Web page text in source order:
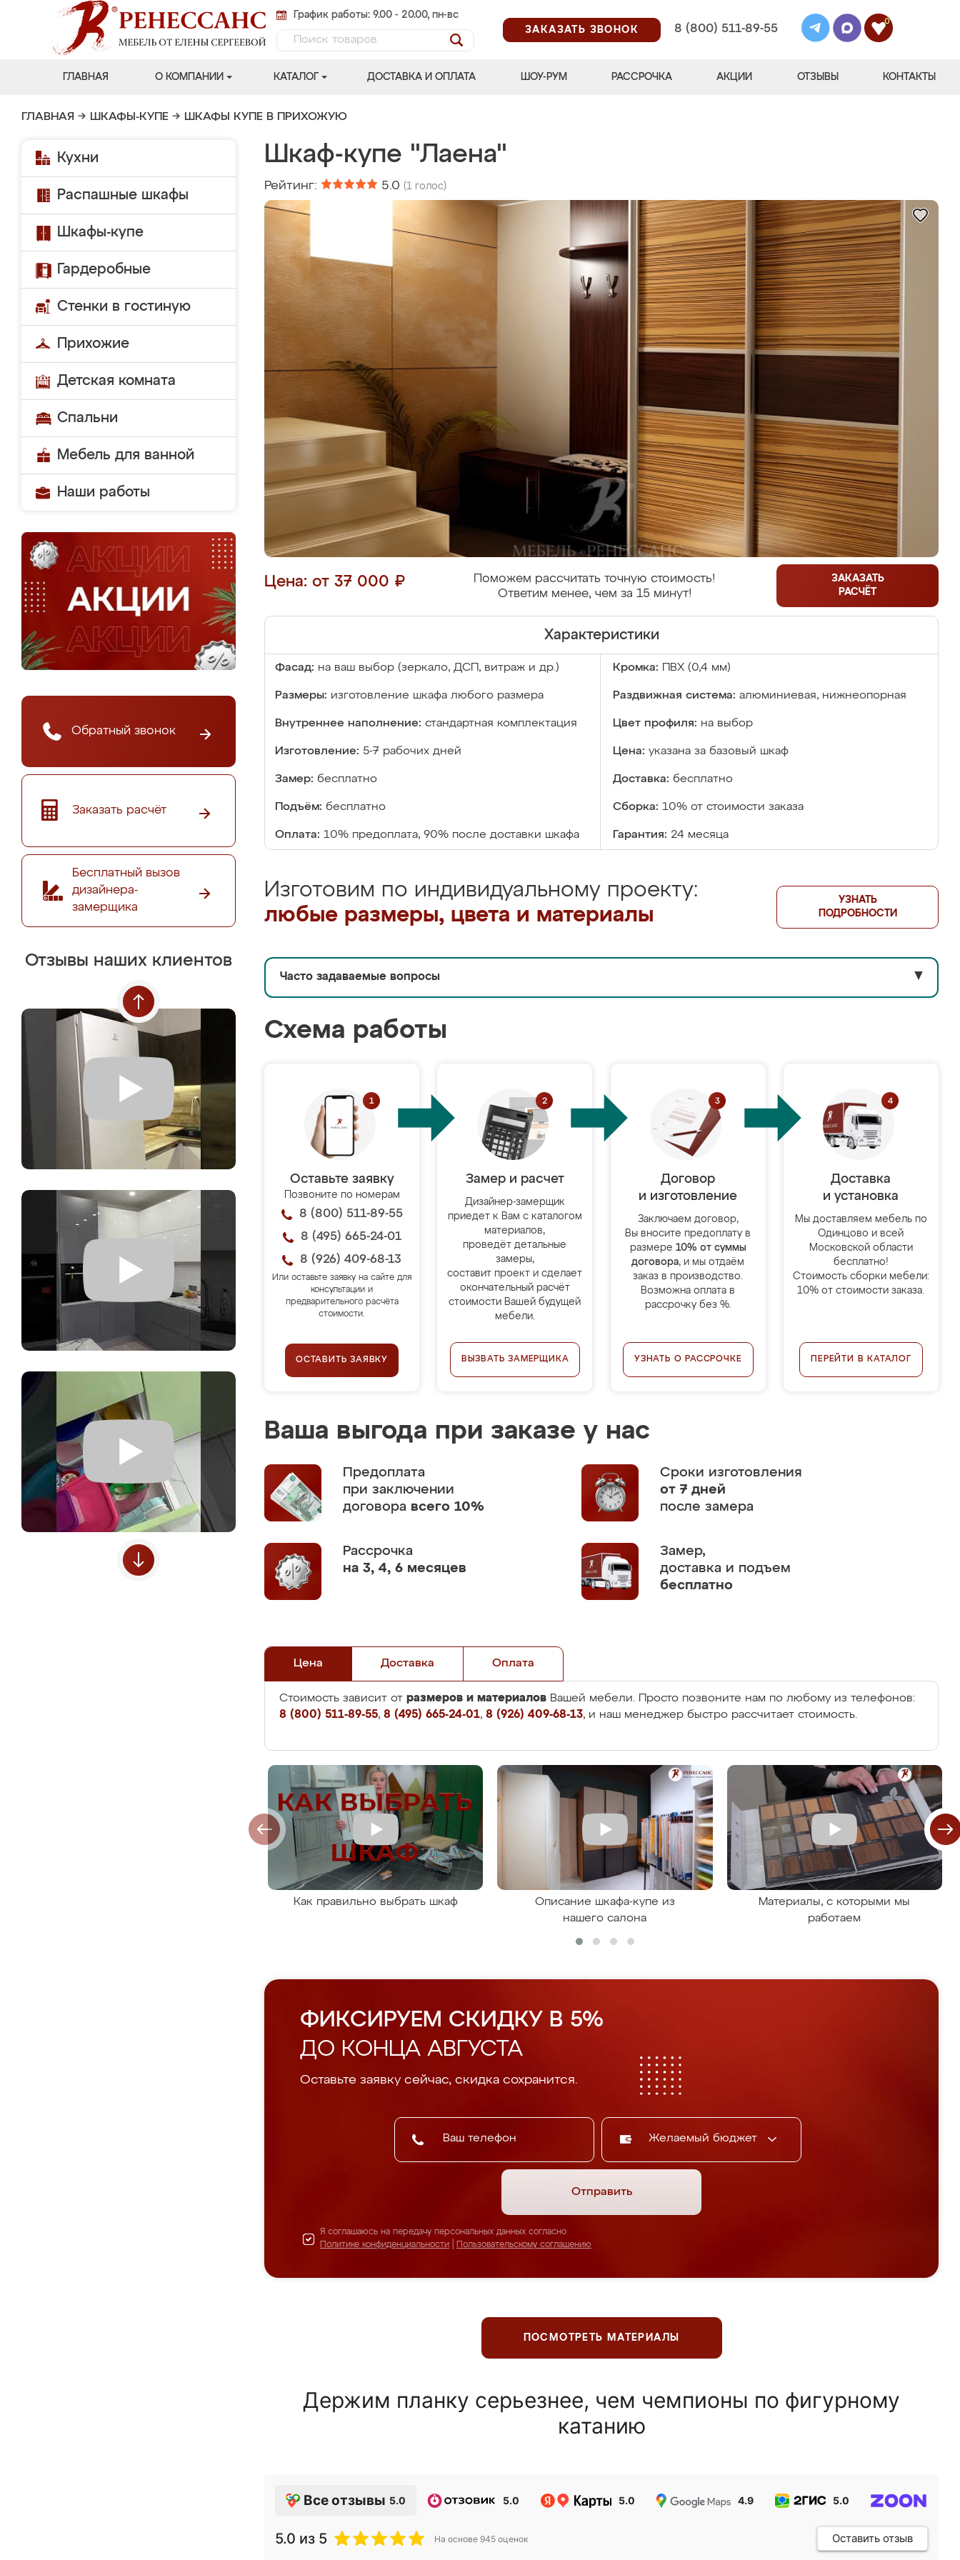
График работы: 9.00 - 20.00, пн-вс
ЗАКАЗАТЬ ЗВОНОК
8 (800) 511-89-55
0
ГЛАВНАЯ О КОМПАНИИ КАТАЛОГ ДОСТАВКА И ОПЛАТА ШОУ-РУМ РАССРОЧКА АКЦИИ ОТЗЫВЫ КОНТАКТЫ
ГЛАВНАЯ → ШКАФЫ-КУПЕ → ШКАФЫ КУПЕ В ПРИХОЖУЮ
Кухни
Распашные шкафы
Шкафы-купе
Гардеробные
Стенки в гостиную
Прихожие
Детская комната
Спальни
Мебель для ванной
Наши работы
Обратный звонок
Заказать расчёт
Бесплатный вызов
дизайнера-
замерщика
Отзывы наших клиентов
Шкаф-купе "Лаена"
Рейтинг: 5.0 (1 голос)
Цена: от 37 000 ₽
Поможем рассчитать точную стоимость!
Ответим менее, чем за 15 минут!
ЗАКАЗАТЬ
РАСЧЁТ
Характеристики
Фасад: на ваш выбор (зеркало, ДСП, витраж и др.) Кромка: ПВХ (0,4 мм)
Размеры: изготовление шкафа любого размера Раздвижная система: алюминиевая, нижнеопорная
Внутреннее наполнение: стандартная комплектация Цвет профиля: на выбор
Изготовление: 5-7 рабочих дней Цена: указана за базовый шкаф
Замер: бесплатно Доставка: бесплатно
Подъём: бесплатно Сборка: 10% от стоимости заказа
Оплата: 10% предоплата, 90% после доставки шкафа Гарантия: 24 месяца
Изготовим по индивидуальному проекту:
любые размеры, цвета и материалы
УЗНАТЬ
ПОДРОБНОСТИ
Часто задаваемые вопросы ▼
Схема работы
Оставьте заявку
Позвоните по номерам
8 (800) 511-89-55
8 (495) 665-24-01
8 (926) 409-68-13
Или оставьте заявку на сайте для
консультации и
предварительного расчёта
стоимости.
ОСТАВИТЬ ЗАЯВКУ
Замер и расчет
Дизайнер-замерщик
приедет к Вам с каталогом
материалов,
проведёт детальные
замеры,
составит проект и сделает
окончательный расчёт
стоимости Вашей будущей
мебели.
ВЫЗВАТЬ ЗАМЕРЩИКА
Договор
и изготовление
Заключаем договор,
Вы вносите предоплату в
размере 10% от суммы
договора, и мы отдаём
заказ в производство.
Возможна оплата в
рассрочку без %.
УЗНАТЬ О РАССРОЧКЕ
Доставка
и установка
Мы доставляем мебель по
Одинцово и всей
Московской области
бесплатно!
Стоимость сборки мебели:
10% от стоимости заказа.
ПЕРЕЙТИ В КАТАЛОГ
Ваша выгода при заказе у нас
Предоплата
при заключении
договора всего 10%
Сроки изготовления
от 7 дней
после замера
Рассрочка
на 3, 4, 6 месяцев
Замер,
доставка и подъем
бесплатно
Цена Доставка Оплата
Стоимость зависит от размеров и материалов Вашей мебели. Просто позвоните нам по любому из телефонов:
8 (800) 511-89-55, 8 (495) 665-24-01, 8 (926) 409-68-13, и наш менеджер быстро рассчитает стоимость.
Как правильно выбрать шкаф
Описание шкафа-купе из
нашего салона
Материалы, с которыми мы
работаем
ФИКСИРУЕМ СКИДКУ В 5%
ДО КОНЦА АВГУСТА
Оставьте заявку сейчас, скидка сохранится.
Желаемый бюджет
Отправить
Я соглашаюсь на передачу персональных данных согласно
Политике конфиденциальности
Пользовательскому соглашению
ПОСМОТРЕТЬ МАТЕРИАЛЫ
Держим планку серьезнее, чем чемпионы по фигурному
катанию
Все отзывы 5.0 5.0 5.0 4.9 5.0
5.0 из 5 На основе 945 оценок Оставить отзыв